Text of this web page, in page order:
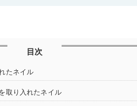
目次
たネイル
取り入れたネイル